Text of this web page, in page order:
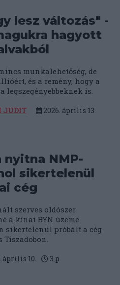
lesz változás" -
hagyott
munkalehetőség, de
és a remény, hogy a
legszegényebbeknek is.
JUDIT 2026. április 13.
nyitna NMP-
sikertelenül
cég
szerves oldószer
a kínai BYN üzeme
sikertelenül próbált a cég
Tiszadobon.
április 10. 3 p